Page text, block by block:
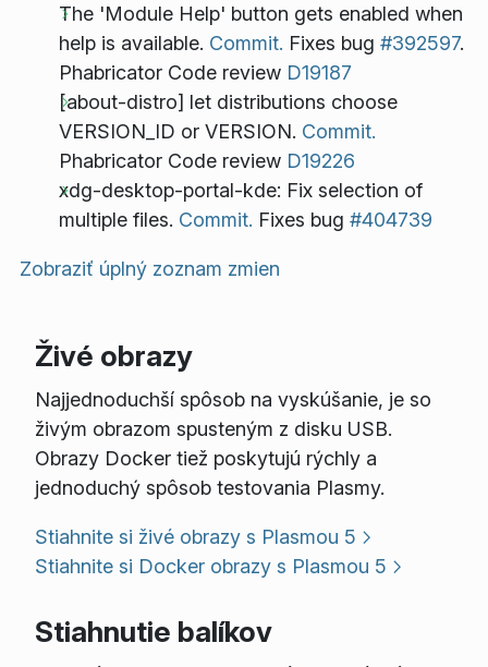
The 'Module Help' button gets enabled when
help is available. Commit. Fixes bug #392597.
Phabricator Code review D19187
[about-distro] let distributions choose
VERSION_ID or VERSION. Commit.
Phabricator Code review D19226
xdg-desktop-portal-kde: Fix selection of
multiple files. Commit. Fixes bug #404739
Zobraziť úplný zoznam zmien
Živé obrazy
Najjednoduchší spôsob na vyskúšanie, je so
živým obrazom spusteným z disku USB.
Obrazy Docker tiež poskytujú rýchly a
jednoduchý spôsob testovania Plasmy.
Stiahnite si živé obrazy s Plasmou 5
Stiahnite si Docker obrazy s Plasmou 5
Stiahnutie balíkov